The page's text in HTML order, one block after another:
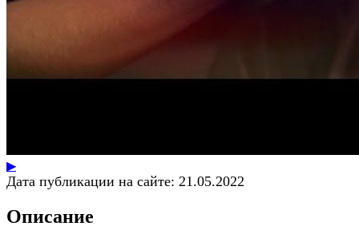
▶
Дата публикации на сайте: 21.05.2022
Описание